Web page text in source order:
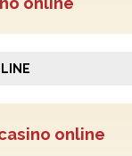
online